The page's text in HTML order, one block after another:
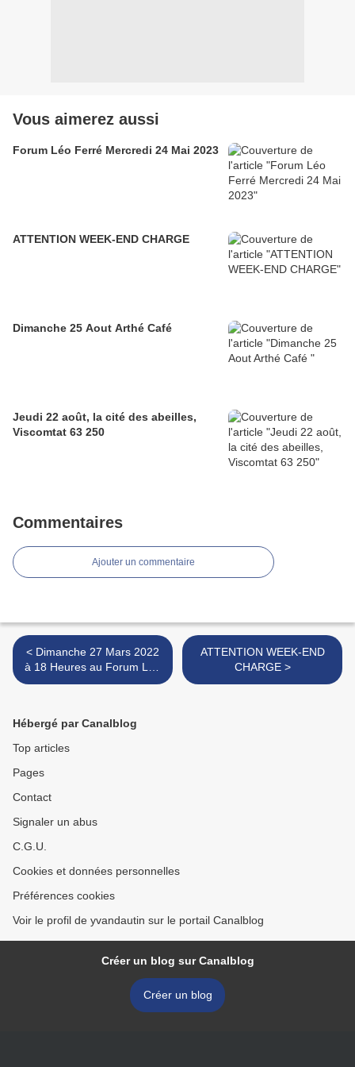
Vous aimerez aussi
Forum Léo Ferré Mercredi 24 Mai 2023
ATTENTION WEEK-END CHARGE
Dimanche 25 Aout Arthé Café
Jeudi 22 août, la cité des abeilles,
Viscomtat 63 250
Commentaires
Ajouter un commentaire
< Dimanche 27 Mars 2022
à 18 Heures au Forum Léo
Ferré
ATTENTION WEEK-END
CHARGE >
Hébergé par Canalblog
Top articles
Pages
Contact
Signaler un abus
C.G.U.
Cookies et données personnelles
Préférences cookies
Voir le profil de yvandautin sur le portail Canalblog
Créer un blog sur Canalblog
Créer un blog